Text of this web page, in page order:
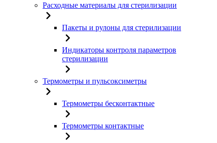
Расходные материалы для стерилизации
Пакеты и рулоны для стерилизации
Индикаторы контроля параметров
стерилизации
Термометры и пульсоксиметры
Термометры бесконтактные
Термометры контактные